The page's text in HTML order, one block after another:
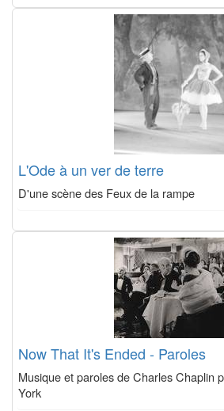
L'Ode à un ver de terre
D'une scène des Feux de la rampe
Now That It's Ended - Paroles
Musique et paroles de Charles Chaplin
York